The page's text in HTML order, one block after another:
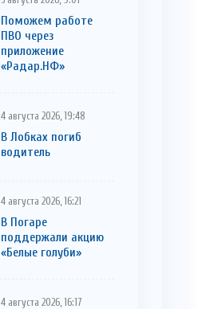
Поможем работе
ПВО через
приложение
«Радар.НФ»
4 августа 2026, 19:48
В Лобках погиб
водитель
4 августа 2026, 16:21
В Погаре
поддержали акцию
«Белые голуби»
4 августа 2026, 16:17